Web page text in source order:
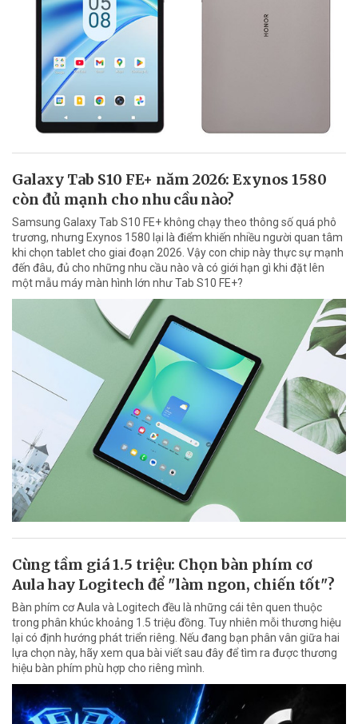
Galaxy Tab S10 FE+ năm 2026: Exynos 1580
còn đủ mạnh cho nhu cầu nào?
Samsung Galaxy Tab S10 FE+ không chạy theo thông số quá phô
trương, nhưng Exynos 1580 lại là điểm khiến nhiều người quan tâm
khi chọn tablet cho giai đoạn 2026. Vậy con chip này thực sự mạnh
đến đâu, đủ cho những nhu cầu nào và có giới hạn gì khi đặt lên
một mẫu máy màn hình lớn như Tab S10 FE+?
Cùng tầm giá 1.5 triệu: Chọn bàn phím cơ
Aula hay Logitech để "làm ngon, chiến tốt"?
Bàn phím cơ Aula và Logitech đều là những cái tên quen thuộc
trong phân khúc khoảng 1.5 triệu đồng. Tuy nhiên mỗi thương hiệu
lại có định hướng phát triển riêng. Nếu đang bạn phân vân giữa hai
lựa chọn này, hãy xem qua bài viết sau đây để tìm ra được thương
hiệu bàn phím phù hợp cho riêng mình.